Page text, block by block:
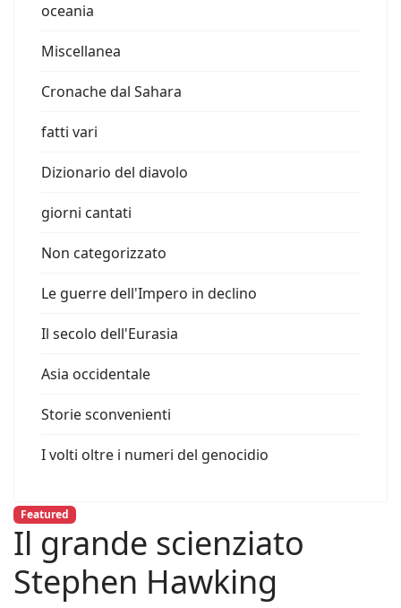
oceania
Miscellanea
Cronache dal Sahara
fatti vari
Dizionario del diavolo
giorni cantati
Non categorizzato
Le guerre dell'Impero in declino
Il secolo dell'Eurasia
Asia occidentale
Storie sconvenienti
I volti oltre i numeri del genocidio
Featured
Il grande scienziato
Stephen Hawking